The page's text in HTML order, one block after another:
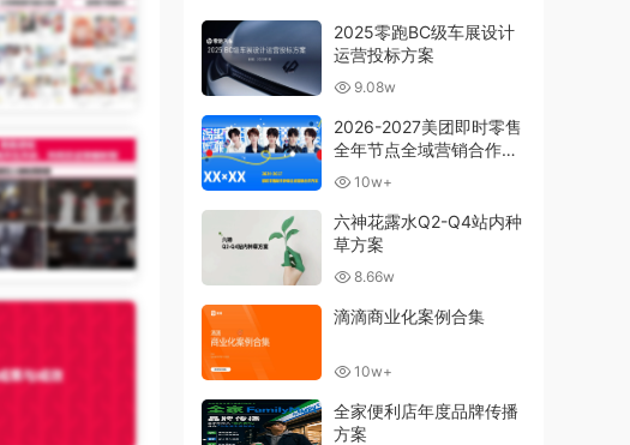
2025零跑BC级车展设计
运营投标方案
9.08w
2026-2027美团即时零售
全年节点全域营销合作方
案 10w+
六神花露水Q2-Q4站内种
草方案
8.66w
滴滴商业化案例合集
10w+
全家便利店年度品牌传播
方案